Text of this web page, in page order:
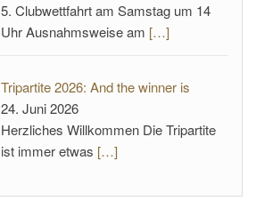
5. Clubwettfahrt am Samstag um 14
Uhr Ausnahmsweise am […]
Tripartite 2026: And the winner is
24. Juni 2026
Herzliches Willkommen Die Tripartite
ist immer etwas […]